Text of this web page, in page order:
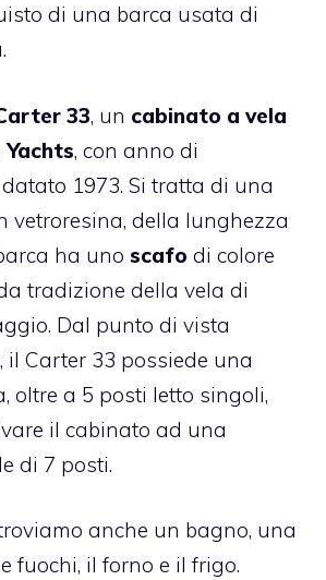
di una barca usata di
33, un cabinato a vela
Yachts, con anno di
1973. Si tratta di una
vetroresina, della lunghezza
ha uno scafo di colore
tradizione della vela di
Dal punto di vista
il Carter 33 possiede una
oltre a 5 posti letto singoli,
il cabinato ad una
di 7 posti.
anche un bagno, una
fuochi, il forno e il frigo.